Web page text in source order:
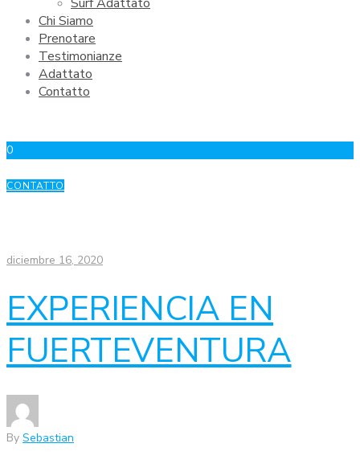
Chi Siamo
Prenotare
Testimonianze
Adattato
Contatto
0
CONTATTO
diciembre 16, 2020
EXPERIENCIA EN
FUERTEVENTURA
By Sebastian